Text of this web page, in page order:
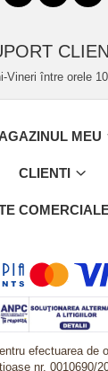
Vineri între orele
MEU
CLIENTI
efectuarea de
nr. 0010690/